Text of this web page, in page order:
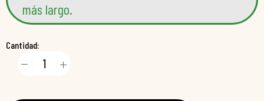
más largo.
Cantidad: